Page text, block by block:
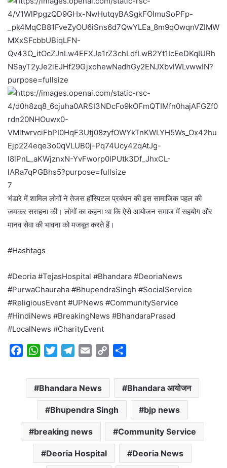
7
भंडारे में शामिल लोगों ने तेजस हॉस्पिटल प्रबंधन की इस सामाजिक पहल की
जमकर सराहना की। लोगों का कहना था कि ऐसे आयोजन समाज में सहयोग और
मानव सेवा की भावना को मजबूत करते हैं।
#Hashtags
#Deoria #TejasHospital #Bhandara #DeoriaNews
#PurwaChauraha #BhupendraSingh #SocialService
#ReligiousEvent #UPNews #CommunityService
#HindiNews #BreakingNews #BhandaraPrasad
#LocalNews #CharityEvent
c
k
W
a
t
s
A
p
p
i
t
t
e
r
l
e
g
r
a
m
a
i
l
p
L
i
n
k
a
r
e
Bhandara News Bhandara आयोजन
Bhupendra Singh bjp news
breaking news Community Service
Deoria Hospital Deoria News